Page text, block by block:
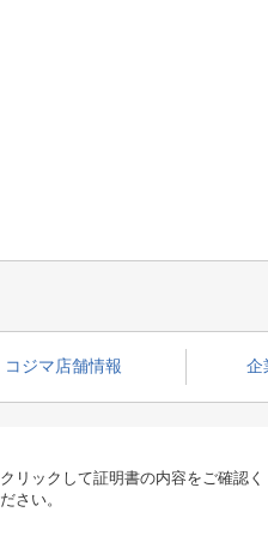
コジマ店舗情報 企
クリックして証明書の内容をご確認く
ださい。